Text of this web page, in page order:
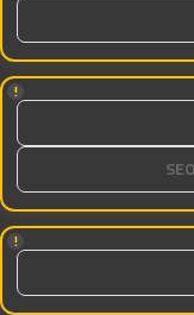
!
!